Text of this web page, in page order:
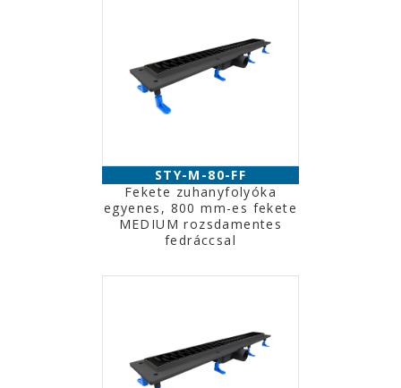
STY-M-80-FF
Fekete zuhanyfolyóka
egyenes, 800 mm-es fekete
MEDIUM rozsdamentes
fedráccsal